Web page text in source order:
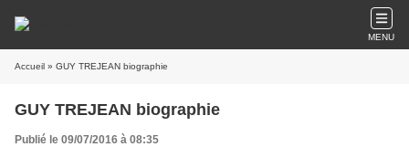
MENU
Accueil » GUY TREJEAN biographie
GUY TREJEAN biographie
Publié le 09/07/2016 à 08:35